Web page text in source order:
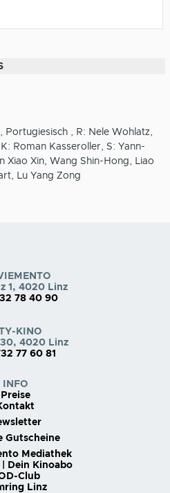
, R: Nele Wohlatz,
Roman Kasseroller, S: Yann-
Xiao Xin, Wang Shin-Hong, Liao
Lu Yang Zong
1, 4020 Linz
78 40 90
KINO
4020 Linz
77 60 81
INFO
Preise
Gutscheine
Mediathek
| Dein Kinoabo
Club
Linz